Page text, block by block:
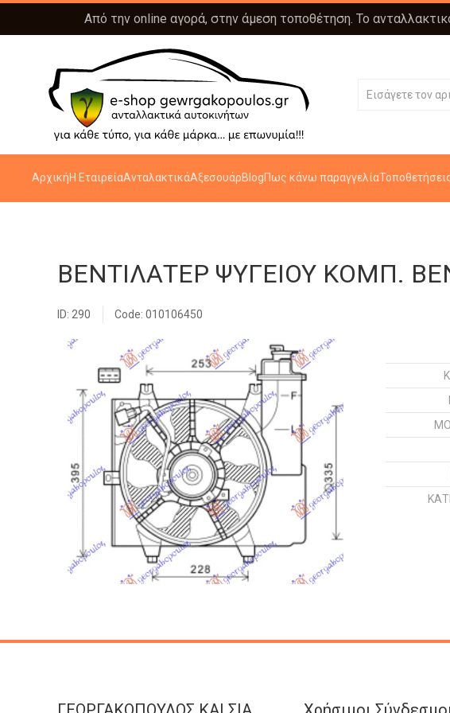
Από την online αγορά, στην άμεση τοποθέτηση. Το
ΑρχικήΗ ΕταιρείαΑνταλακτικάΑξεσουάρBlogΠως κάνω παραγγελία
ΒΕΝΤΙΛΑΤΕΡ ΨΥΓΕΙΟΥ ΚΟΜΠ.
ID: 290 Code: 010106450